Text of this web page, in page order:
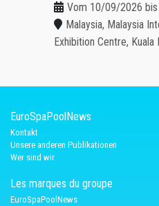
Vom 10/09/2026
Malaysia, Malaysia
Exhibition Centre, Kuala
EuroSpaPoolNews
Kontakt
Unsere anderen Publikationen
Wer sind wir
Les marques du groupe
EuroSpaPoolNews